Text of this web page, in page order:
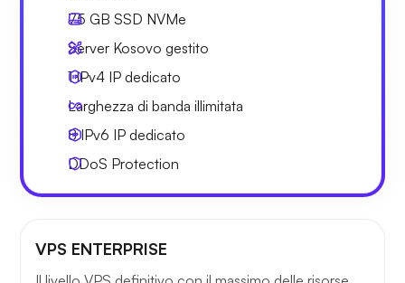
75 GB SSD NVMe
Server Kosovo gestito
1 IPv4 IP dedicato
Larghezza di banda illimitata
8 IPv6 IP dedicato
DDoS Protection
VPS ENTERPRISE